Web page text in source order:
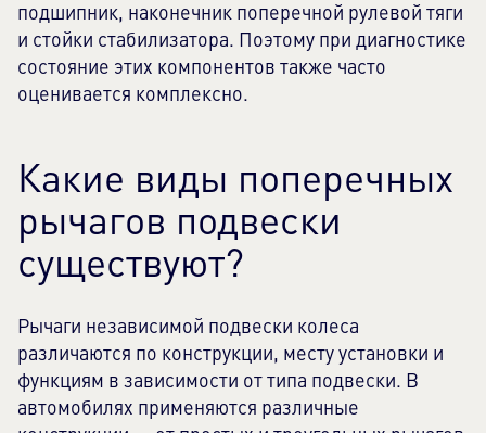
подшипник, наконечник поперечной рулевой тяги
и стойки стабилизатора. Поэтому при диагностике
состояние этих компонентов также часто
оценивается комплексно.
Какие виды поперечных
рычагов подвески
существуют?
Рычаги независимой подвески колеса
различаются по конструкции, месту установки и
функциям в зависимости от типа подвески. В
автомобилях применяются различные